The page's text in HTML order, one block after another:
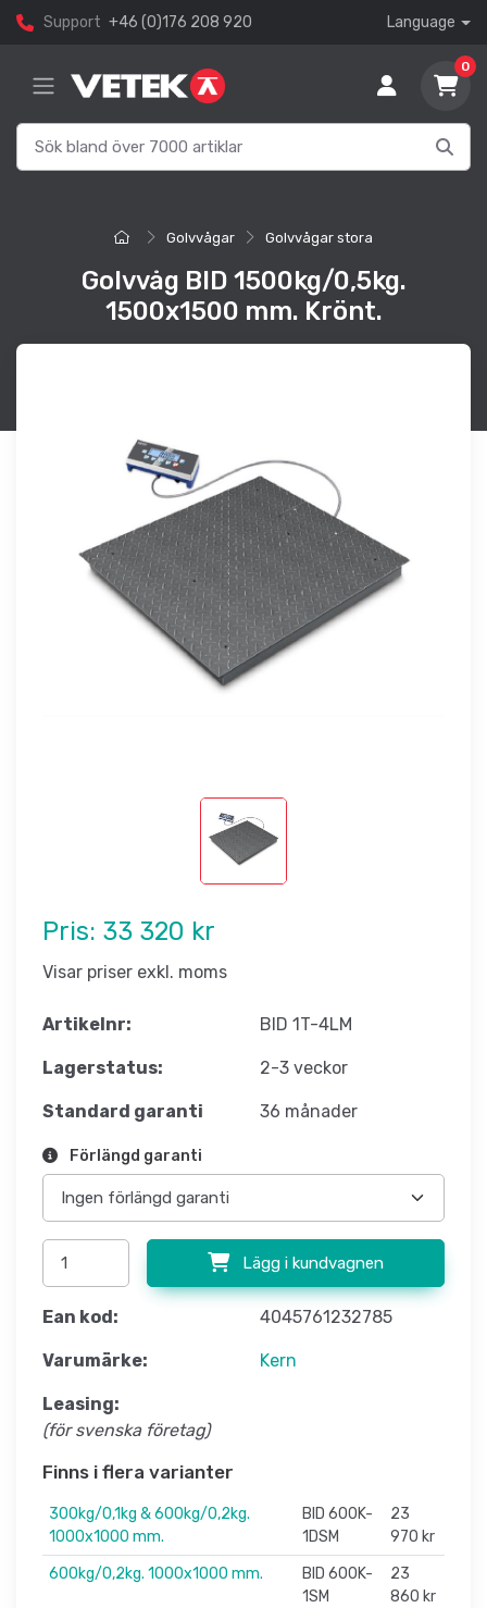
Support +46 (0)176 208 920 Language
0
Golvvågar Golvvågar stora
Golvvåg BID 1500kg/0,5kg.
1500x1500 mm. Krönt.
Pris: 33 320 kr
Visar priser exkl. moms
Artikelnr: BID 1T-4LM
Lagerstatus: 2-3 veckor
Standard garanti 36 månader
Förlängd garanti
Lägg i kundvagnen
Ean kod: 4045761232785
Varumärke: Kern
Leasing:
(för svenska företag)
Finns i flera varianter
300kg/0,1kg & 600kg/0,2kg.
1000x1000 mm.
BID 600K-
1DSM
23
970 kr
600kg/0,2kg. 1000x1000 mm.
BID 600K-
1SM
23
860 kr